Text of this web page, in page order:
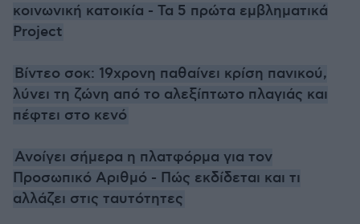
κοινωνική κατοικία - Τα 5 πρώτα εμβληματικά
Project
Βίντεο σοκ: 19χρονη παθαίνει κρίση πανικού,
λύνει τη ζώνη από το αλεξίπτωτο πλαγιάς και
πέφτει στο κενό
Ανοίγει σήμερα η πλατφόρμα για τον
Προσωπικό Αριθμό - Πώς εκδίδεται και τι
αλλάζει στις ταυτότητες